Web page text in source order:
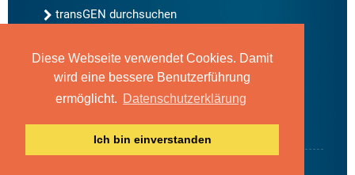
Diese Webseite verwendet Cookies. Damit
wird eine bessere Benutzerführung
ermöglicht. Datenschutzerklärung
Ich bin einverstanden
transGEN durchsuchen
Neu bei transGEN